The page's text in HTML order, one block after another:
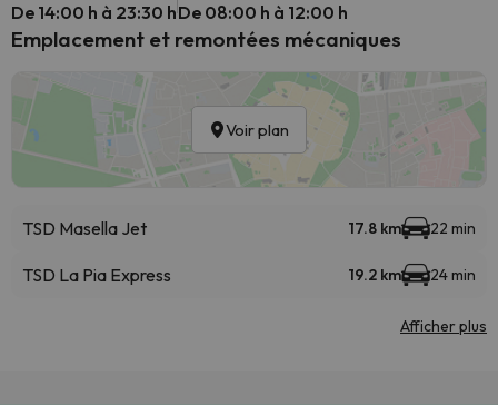
De 14:00 h à 23:30 hDe 08:00 h à 12:00 h
Emplacement et remontées mécaniques
Voir plan
TSD Masella Jet 17.8 km 22 min
TSD La Pia Express 19.2 km 24 min
Afficher plus